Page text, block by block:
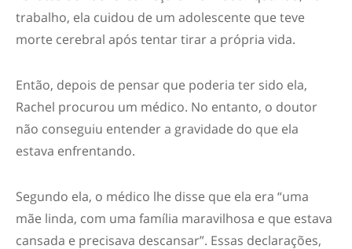
trabalho, ela cuidou de um adolescente que teve
morte cerebral após tentar tirar a própria vida.
Então, depois de pensar que poderia ter sido ela,
Rachel procurou um médico. No entanto, o doutor
não conseguiu entender a gravidade do que ela
estava enfrentando.
Segundo ela, o médico lhe disse que ela era “uma
mãe linda, com uma família maravilhosa e que estava
cansada e precisava descansar”. Essas declarações,